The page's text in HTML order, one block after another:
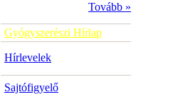
Tovább »
Gyógyszerészi Hírlap
Hírlevelek
Sajtófigyelő